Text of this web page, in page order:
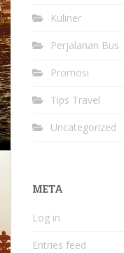
Kuliner
Perjalanan Bus
Promosi
Tips Travel
Uncategorized
META
Log in
Entries feed